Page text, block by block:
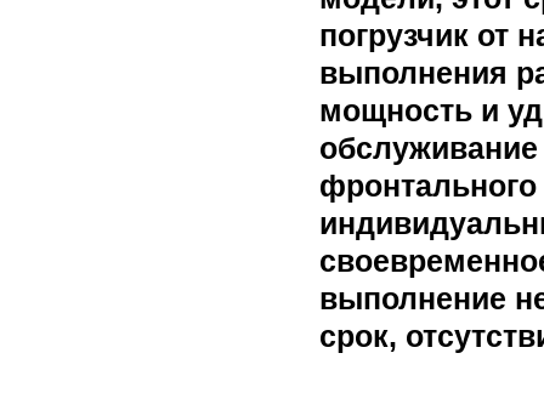
погрузчик от
выполнения
мощность и
обслуживание
фронтального
выполнение
срок,